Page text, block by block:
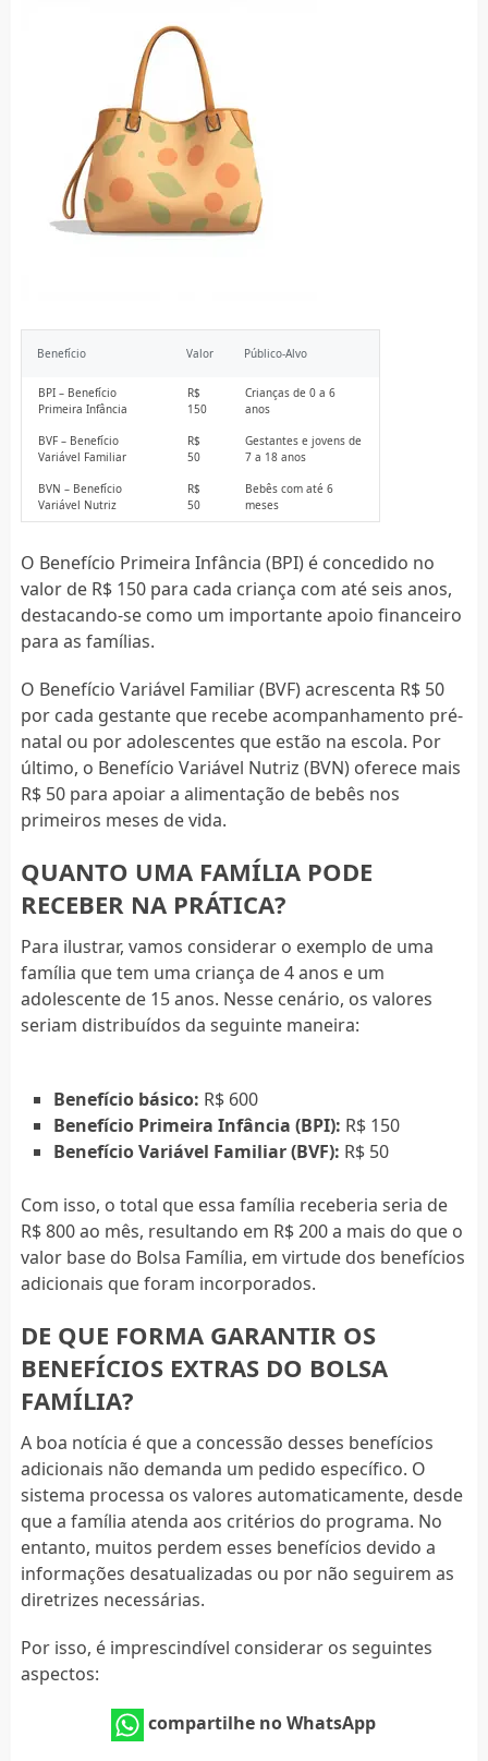
Benefício Valor Público-Alvo
BPI – Benefício
Primeira Infância
R$
150
Crianças de 0 a 6
anos
BVF – Benefício
Variável Familiar
R$
50
Gestantes e jovens de
7 a 18 anos
BVN – Benefício
Variável Nutriz
R$
50
Bebês com até 6
meses
O Benefício Primeira Infância (BPI) é concedido no
valor de R$ 150 para cada criança com até seis anos,
destacando-se como um importante apoio financeiro
para as famílias.
O Benefício Variável Familiar (BVF) acrescenta R$ 50
por cada gestante que recebe acompanhamento pré-
natal ou por adolescentes que estão na escola. Por
último, o Benefício Variável Nutriz (BVN) oferece mais
R$ 50 para apoiar a alimentação de bebês nos
primeiros meses de vida.
QUANTO UMA FAMÍLIA PODE
RECEBER NA PRÁTICA?
Para ilustrar, vamos considerar o exemplo de uma
família que tem uma criança de 4 anos e um
adolescente de 15 anos. Nesse cenário, os valores
seriam distribuídos da seguinte maneira:
Benefício básico: R$ 600
Benefício Primeira Infância (BPI): R$ 150
Benefício Variável Familiar (BVF): R$ 50
Com isso, o total que essa família receberia seria de
R$ 800 ao mês, resultando em R$ 200 a mais do que o
valor base do Bolsa Família, em virtude dos benefícios
adicionais que foram incorporados.
DE QUE FORMA GARANTIR OS
BENEFÍCIOS EXTRAS DO BOLSA
FAMÍLIA?
A boa notícia é que a concessão desses benefícios
adicionais não demanda um pedido específico. O
sistema processa os valores automaticamente, desde
que a família atenda aos critérios do programa. No
entanto, muitos perdem esses benefícios devido a
informações desatualizadas ou por não seguirem as
diretrizes necessárias.
Por isso, é imprescindível considerar os seguintes
aspectos:
compartilhe no WhatsApp